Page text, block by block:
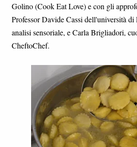
Golino (Cook Eat Love) e con gli
Professor Davide Cassi dell'università di
analisi sensoriale, e Carla Brigliadori,
CheftoChef.